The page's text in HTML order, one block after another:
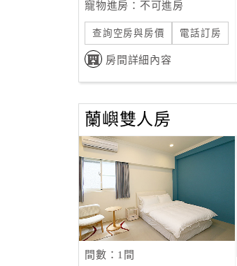
寵物進房：不可進房
查詢空房與房價 電話訂房
房間詳細內容
蘭嶼雙人房
間數：1間